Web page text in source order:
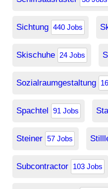
Sichtung 440 Jobs
Skischuhe 24 Jobs
Sozialraumgestaltung
Spachtel 91 Jobs
Steiner 57 Jobs
Subcontractor 103 Jobs